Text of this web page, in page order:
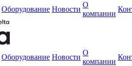
Оборудование Новости
О
компании
Оборудование Новости
О
компании